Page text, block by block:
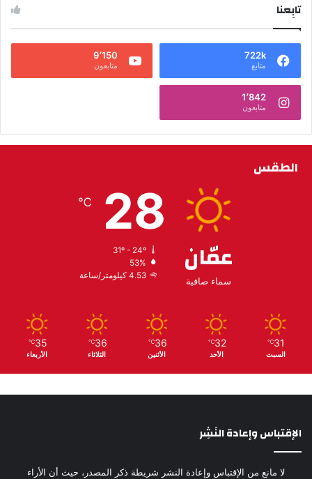
تابِعنا
722k
متابع
9٬150
متابعون
1٬842
متابعون
الطقس
عمّان
سماء صافية
28
℃
31º - 24º
53%
4.53 كيلومتر/ساعة
31
℃
السبت
32
℃
الأحد
36
℃
الأثنين
36
℃
الثلاثاء
35
℃
الأربعاء
الإقتباس وإعادة النَشِر
لا مانع من الإقتباس وإعادة النشر شريطة ذكر المصدر، حيث أن الأراء